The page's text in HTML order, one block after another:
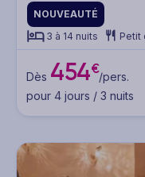
NOUVEAUTÉ
3 à 14 nuits
Petit
Dès 454€/pers.
pour 4 jours / 3 nuits